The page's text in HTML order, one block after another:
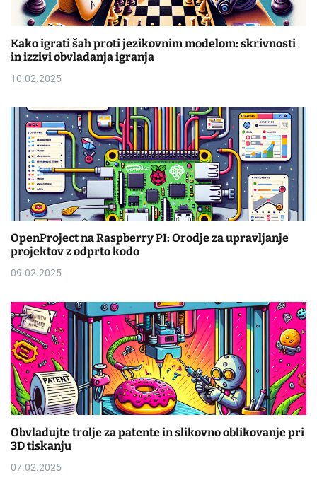
Kako igrati šah proti jezikovnim modelom: skrivnosti
in izzivi obvladanja igranja
10.02.2025
OpenProject na Raspberry PI: Orodje za upravljanje
projektov z odprto kodo
09.02.2025
Obvladujte trolje za patente in slikovno oblikovanje pri
3D tiskanju
07.02.2025